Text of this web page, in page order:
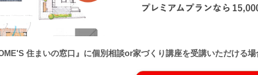
住まいの窓口』に個別相談or家づくり講座を受講いただける